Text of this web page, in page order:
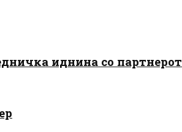
иднина со партнерот